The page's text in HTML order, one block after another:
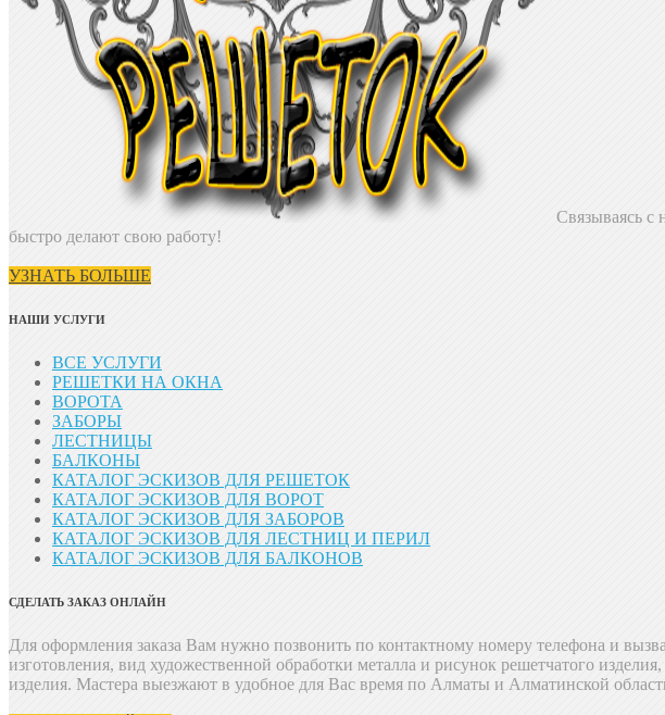
Связываясь с
быстро делают свою работу!
УЗНАТЬ БОЛЬШЕ
НАШИ УСЛУГИ
ВСЕ УСЛУГИ
РЕШЕТКИ НА ОКНА
ВОРОТА
ЗАБОРЫ
ЛЕСТНИЦЫ
БАЛКОНЫ
КАТАЛОГ ЭСКИЗОВ ДЛЯ РЕШЕТОК
КАТАЛОГ ЭСКИЗОВ ДЛЯ ВОРОТ
КАТАЛОГ ЭСКИЗОВ ДЛЯ ЗАБОРОВ
КАТАЛОГ ЭСКИЗОВ ДЛЯ ЛЕСТНИЦ И ПЕРИЛ
КАТАЛОГ ЭСКИЗОВ ДЛЯ БАЛКОНОВ
СДЕЛАТЬ ЗАКАЗ ОНЛАЙН
Для оформления заказа Вам нужно позвонить по контактному номеру телефона и
изготовления, вид художественной обработки металла и рисунок решетчатого
изделия. Мастера выезжают в удобное для Вас время по Алматы и Алматинской